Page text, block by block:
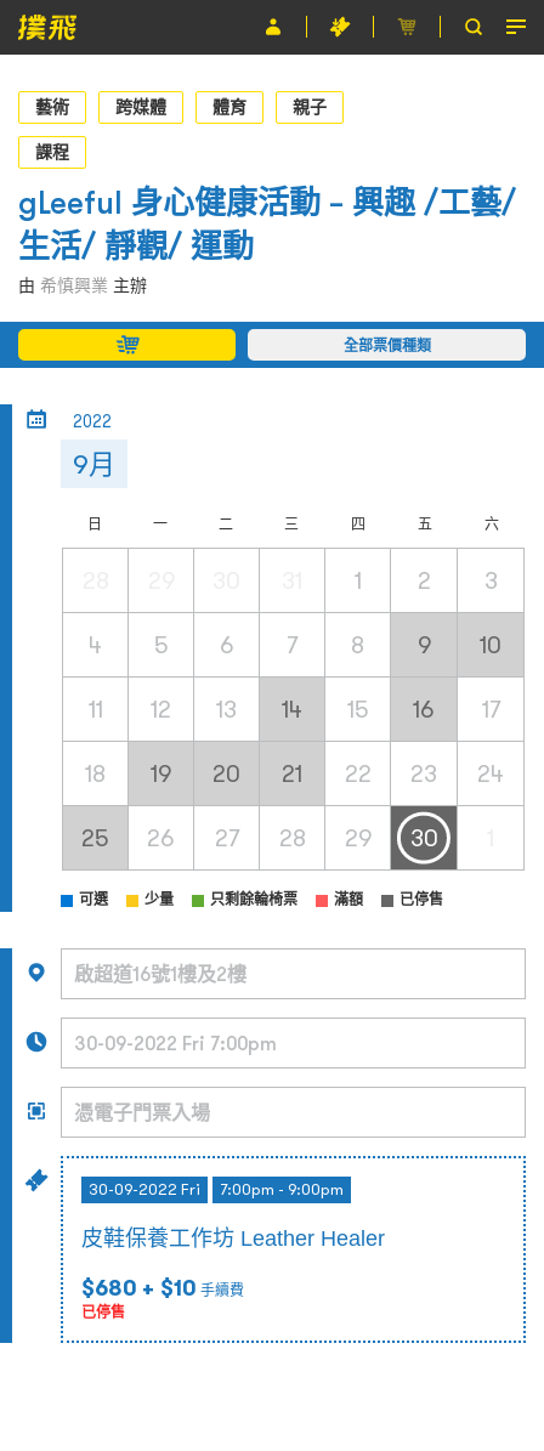
節目
主辦單位
關於撲飛
條款及細則
藝術 跨媒體 體育 親子
課程
gLeeful 身心健康活動 – 興趣 /工藝/
生活/ 靜觀/ 運動
由 希慎興業 主辦
全部票價種類
2022
9月
日 一 二 三 四 五 六
1 2 3
4 5 6 7 8 9 10
11 12 13 14 15 16 17
18 19 20 21 22 23 24
25 26 27 28 29 30
可選 少量 只剩餘輪椅票 滿額 已停售
30-09-2022 Fri 7:00pm - 9:00pm
皮鞋保養工作坊 Leather Healer
$680 + $10 手續費
已停售